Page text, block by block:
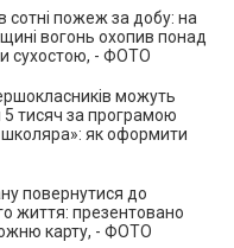
сотні пожеж за добу: на
вогонь охопив понад
сухостою, - ФОТО
можуть
тисяч за програмою
як оформити
повернутися до
життя: презентовано
карту, - ФОТО